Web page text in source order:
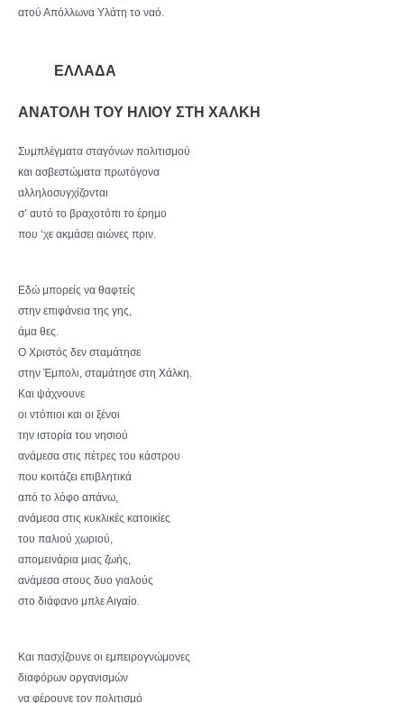
ατού Απόλλωνα Υλάτη το ναό.
ΕΛΛΑΔΑ
ΑΝΑΤΟΛΗ ΤΟΥ ΗΛΙΟΥ ΣΤΗ ΧΑΛΚΗ
Συμπλέγματα σταγόνων πολιτισμού
και ασβεστώματα πρωτόγονα
αλληλοσυγχίζονται
σ’ αυτό το βραχοτόπι το έρημο
που ‘χε ακμάσει αιώνες πριν.
Εδώ μπορείς να θαφτείς
στην επιφάνεια της γης,
άμα θες.
Ο Χριστός δεν σταμάτησε
στην Έμπολι, σταμάτησε στη Χάλκη.
Και ψάχνουνε
οι ντόπιοι και οι ξένοι
την ιστορία του νησιού
ανάμεσα στις πέτρες του κάστρου
που κοιτάζει επιβλητικά
από το λόφο απάνω,
ανάμεσα στις κυκλικές κατοικίες
του παλιού χωριού,
απομεινάρια μιας ζωής,
ανάμεσα στους δυο γιαλούς
στο διάφανο μπλε Αιγαίο.
Και πασχίζουνε οι εμπειρογνώμονες
διαφόρων οργανισμών
να φέρουνε τον πολιτισμό